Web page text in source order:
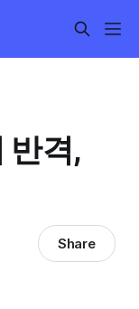
반격,
Share